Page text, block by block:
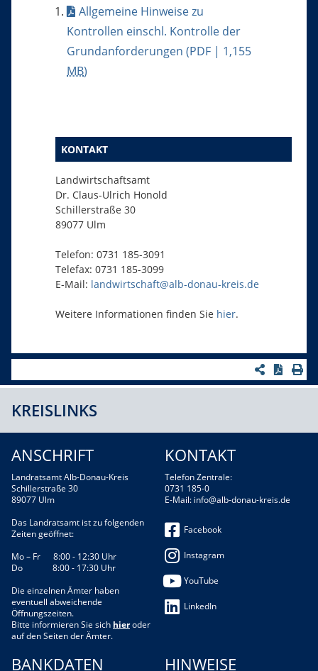
Allgemeine Hinweise zu
Kontrollen einschl. Kontrolle der
Grundanforderungen (PDF | 1,155
MB)
KONTAKT
Landwirtschaftsamt
Dr. Claus-Ulrich Honold
Schillerstraße 30
89077 Ulm
Telefon: 0731 185-3091
Telefax: 0731 185-3099
E-Mail: landwirtschaft@alb-donau-kreis.de
Weitere Informationen finden Sie hier.
KREISLINKS
ANSCHRIFT
Landratsamt Alb-Donau-Kreis
Schillerstraße 30
89077 Ulm
Das Landratsamt ist zu folgenden
Zeiten geöffnet:
Mo – Fr 8:00 - 12:30 Uhr
Do 8:00 - 17:30 Uhr
Die einzelnen Ämter haben
eventuell abweichende
Öffnungszeiten.
Bitte informieren Sie sich hieroder
auf den Seiten der Ämter.
KONTAKT
Telefon Zentrale:
0731 185-0
E-Mail: info@alb-donau-kreis.de
Facebook
Instagram
YouTube
LinkedIn
BANKDATEN HINWEISE